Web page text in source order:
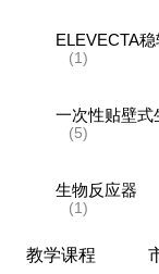
ELEVECTA
(1)
一次性贴壁式
(5)
生物反应器
(1)
层析系统和层
教学课程